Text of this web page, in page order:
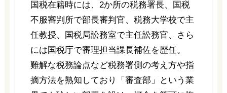
国税在籍時には、2か所の税務署長、国税
不服審判所で部長審判官、税務大学校で主
任教授、国税局訟務室で主任訟務官、さら
には国税庁で審理担当課長補佐を歴任。
難解な税務論点など税務署側の考え方や指
摘方法を熟知しており「審査部」という業